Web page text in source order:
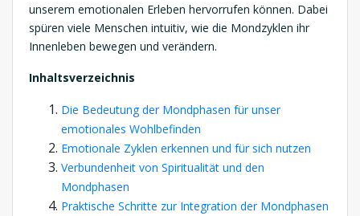
unserem emotionalen Erleben hervorrufen können. Dabei
spüren viele Menschen intuitiv, wie die Mondzyklen ihr
Innenleben bewegen und verändern.
Inhaltsverzeichnis
Die Bedeutung der Mondphasen für unser
emotionales Wohlbefinden
Emotionale Zyklen erkennen und für sich nutzen
Verbundenheit von Spiritualität und den
Mondphasen
Praktische Schritte zur Integration der Mondphasen